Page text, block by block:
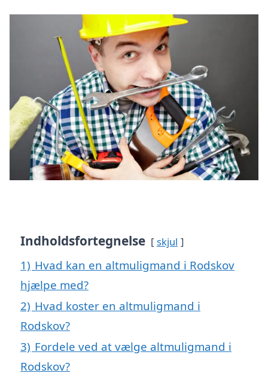
Indholdsfortegnelse skjul
1) Hvad kan en altmuligmand i Rodskov
hjælpe med?
2) Hvad koster en altmuligmand i
Rodskov?
3) Fordele ved at vælge altmuligmand i
Rodskov?